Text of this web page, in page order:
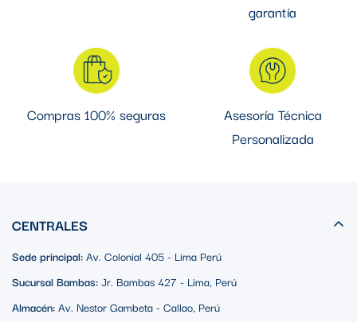
garantía
Compras 100% seguras
Asesoría Técnica
Personalizada
CENTRALES
Sede principal:Av. Colonial 405 - Lima Perú
Sucursal Bambas:Jr. Bambas 427 - Lima, Perú
Almacén:Av. Nestor Gambeta - Callao, Perú